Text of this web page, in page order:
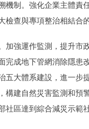
機制。強化企業主體責
檢查與專項整治相結合
強運作監測，提升市政
完成地下管網消除隱
五大體系建設，進一步
構建自然災害監測和預
社區達到綜合減災示範